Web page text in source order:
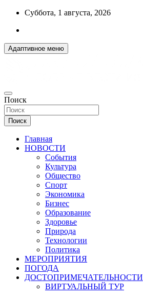
Перейти
содержимому
Суббота, 1 августа, 2026
Адаптивное меню
R55.RU
ДОБРЫЕ ВЕСТИ ИЗ ОМСКА
Поиск
Поиск
Главная
НОВОСТИ
События
Культура
Общество
Спорт
Экономика
Бизнес
Образование
Здоровье
Природа
Технологии
Политика
МЕРОПРИЯТИЯ
ПОГОДА
ДОСТОПРИМЕЧАТЕЛЬНОСТИ
ВИРТУАЛЬНЫЙ ТУР